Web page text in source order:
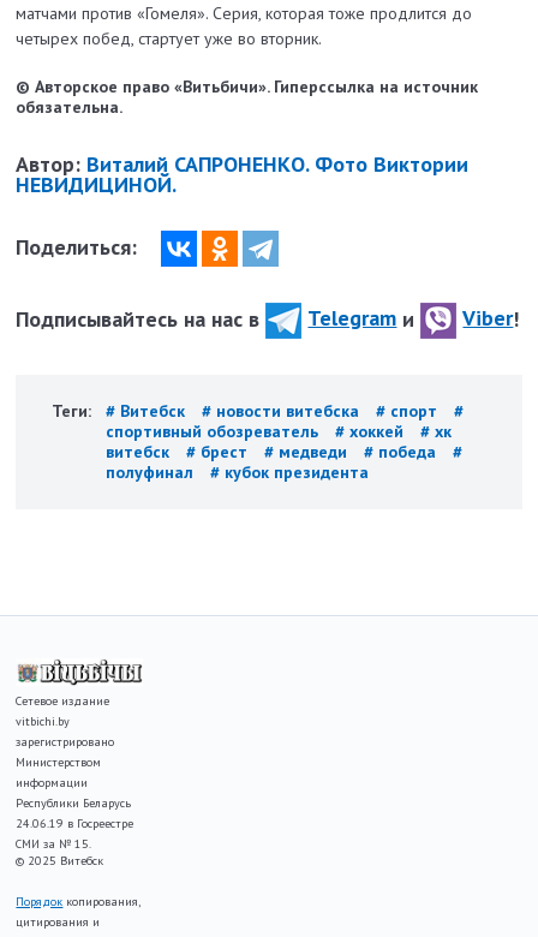
матчами против «Гомеля». Серия, которая тоже продлится до
четырех побед, стартует уже во вторник.
© Авторское право «Витьбичи». Гиперссылка на источник
обязательна.
Автор: Виталий САПРОНЕНКО. Фото Виктории
НЕВИДИЦИНОЙ.
Поделиться:
Подписывайтесь на нас в Telegram и Viber!
Теги: # Витебск # новости витебска # спорт
#
спортивный обозреватель
# хоккей
# хк
витебск
# брест # медведи # победа
#
полуфинал
# кубок президента
Сетевое издание
vitbichi.by
зарегистрировано
Министерством
информации
Республики Беларусь
24.06.19 в Госреестре
СМИ за № 15.
© 2025 Витебск
Порядок копирования,
цитирования и